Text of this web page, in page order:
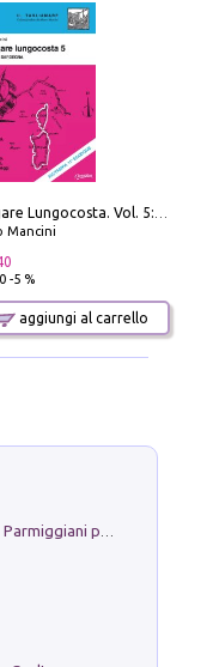
Mancini
-5 %
aggiungi al carrello